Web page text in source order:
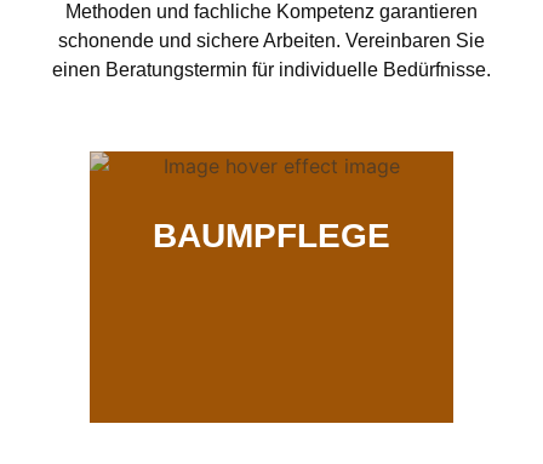
Methoden und fachliche Kompetenz garantieren
schonende und sichere Arbeiten. Vereinbaren Sie
einen Beratungstermin für individuelle Bedürfnisse.
BAUMPFLEGE